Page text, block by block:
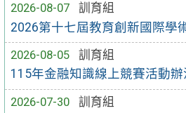
2026-08-07
訓育組
2026第十七屆教育創新國際學
2026-08-05
訓育組
115年金融知識線上競賽活動辦
2026-07-30
訓育組